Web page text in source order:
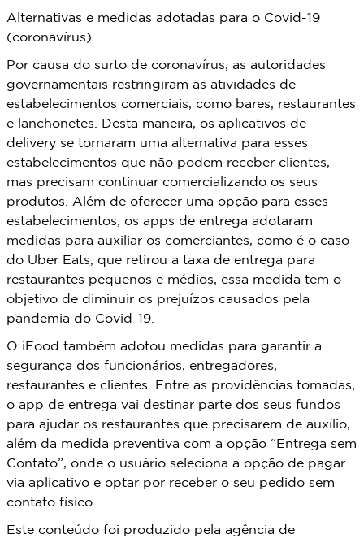
Alternativas e medidas adotadas para o Covid-19
(coronavírus)
Por causa do surto de coronavírus, as autoridades
governamentais restringiram as atividades de
estabelecimentos comerciais, como bares, restaurantes
e lanchonetes. Desta maneira, os aplicativos de
delivery se tornaram uma alternativa para esses
estabelecimentos que não podem receber clientes,
mas precisam continuar comercializando os seus
produtos. Além de oferecer uma opção para esses
estabelecimentos, os apps de entrega adotaram
medidas para auxiliar os comerciantes, como é o caso
do Uber Eats, que retirou a taxa de entrega para
restaurantes pequenos e médios, essa medida tem o
objetivo de diminuir os prejuízos causados pela
pandemia do Covid-19.
O iFood também adotou medidas para garantir a
segurança dos funcionários, entregadores,
restaurantes e clientes. Entre as providências tomadas,
o app de entrega vai destinar parte dos seus fundos
para ajudar os restaurantes que precisarem de auxílio,
além da medida preventiva com a opção “Entrega sem
Contato”, onde o usuário seleciona a opção de pagar
via aplicativo e optar por receber o seu pedido sem
contato físico.
Este conteúdo foi produzido pela agência de